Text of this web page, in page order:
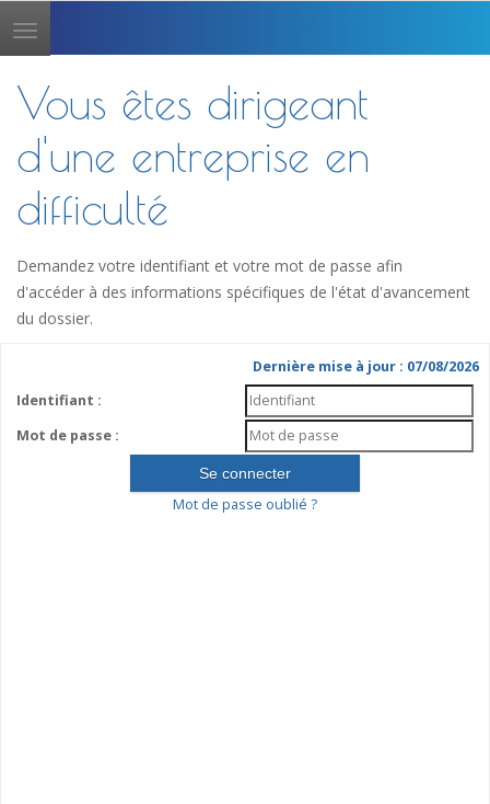
Toggle
navigation
Vous êtes dirigeant
d'une entreprise en
difficulté
Demandez votre identifiant et votre mot de passe afin
d'accéder à des informations spécifiques de l'état d'avancement
du dossier.
Dernière mise à jour : 07/08/2026
Identifiant :
Mot de passe :
Mot de passe oublié ?